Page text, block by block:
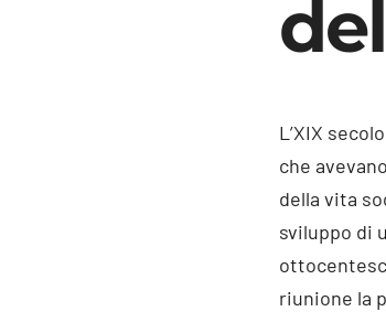
L’XIX
che
della vita
sviluppo di
riunione la